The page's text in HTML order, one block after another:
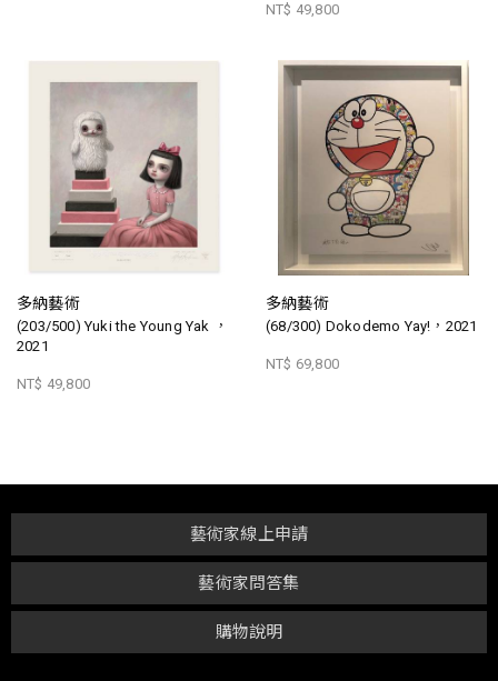
NT$ 49,800
多納藝術
(203/500) Yuki the Young Yak ，
2021
NT$ 49,800
多納藝術
(68/300) Dokodemo Yay!，2021
NT$ 69,800
購物說明
藝術家問答集
藝術家線上申請